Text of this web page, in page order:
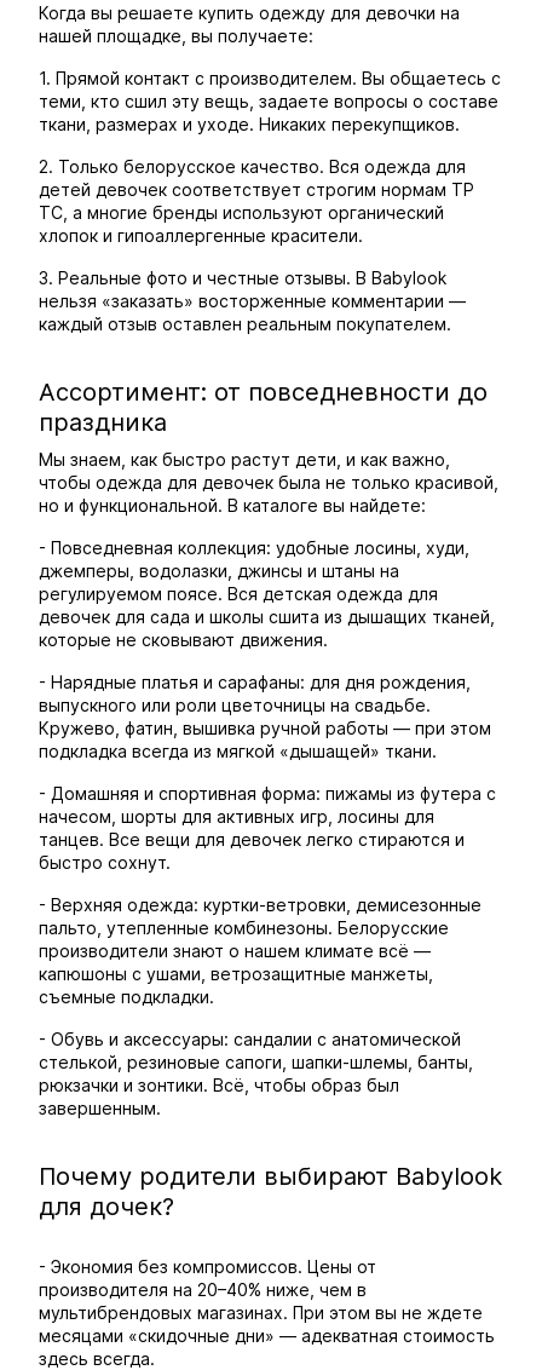
Когда вы решаете купить одежду для девочки на
нашей площадке, вы получаете:
1. Прямой контакт с производителем. Вы общаетесь с
теми, кто сшил эту вещь, задаете вопросы о составе
ткани, размерах и уходе. Никаких перекупщиков.
2. Только белорусское качество. Вся одежда для
детей девочек соответствует строгим нормам ТР
ТС, а многие бренды используют органический
хлопок и гипоаллергенные красители.
3. Реальные фото и честные отзывы. В Babylook
нельзя «заказать» восторженные комментарии —
каждый отзыв оставлен реальным покупателем.
Ассортимент: от повседневности до
праздника
Мы знаем, как быстро растут дети, и как важно,
чтобы одежда для девочек была не только красивой,
но и функциональной. В каталоге вы найдете:
- Повседневная коллекция: удобные лосины, худи,
джемперы, водолазки, джинсы и штаны на
регулируемом поясе. Вся детская одежда для
девочек для сада и школы сшита из дышащих тканей,
которые не сковывают движения.
- Нарядные платья и сарафаны: для дня рождения,
выпускного или роли цветочницы на свадьбе.
Кружево, фатин, вышивка ручной работы — при этом
подкладка всегда из мягкой «дышащей» ткани.
- Домашняя и спортивная форма: пижамы из футера с
начесом, шорты для активных игр, лосины для
танцев. Все вещи для девочек легко стираются и
быстро сохнут.
- Верхняя одежда: куртки-ветровки, демисезонные
пальто, утепленные комбинезоны. Белорусские
производители знают о нашем климате всё —
капюшоны с ушами, ветрозащитные манжеты,
съемные подкладки.
- Обувь и аксессуары: сандалии с анатомической
стелькой, резиновые сапоги, шапки-шлемы, банты,
рюкзачки и зонтики. Всё, чтобы образ был
завершенным.
Почему родители выбирают Babylook
для дочек?
- Экономия без компромиссов. Цены от
производителя на 20–40% ниже, чем в
мультибрендовых магазинах. При этом вы не ждете
месяцами «скидочные дни» — адекватная стоимость
здесь всегда.